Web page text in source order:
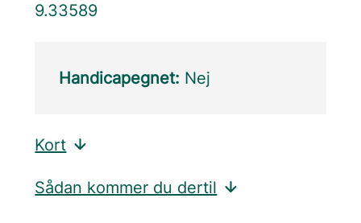
9.33589
Handicapegnet: Nej
Kort
Sådan kommer du dertil